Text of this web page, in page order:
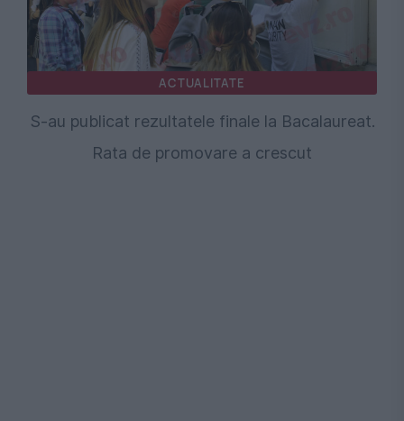
ACTUALITATE
S-au publicat rezultatele finale la Bacalaureat.
Rata de promovare a crescut